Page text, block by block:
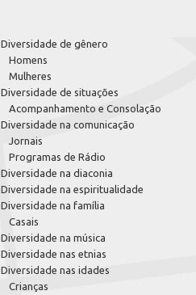
Diversidade de gênero
Homens
Mulheres
Diversidade de situações
Acompanhamento e Consolação
Diversidade na comunicação
Jornais
Programas de Rádio
Diversidade na diaconia
Diversidade na espiritualidade
Diversidade na família
Casais
Diversidade na música
Diversidade nas etnias
Diversidade nas idades
Crianças